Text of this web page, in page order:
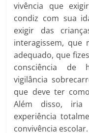
vivência que
condiz com sua
exigir das
interagissem, que
adequado, que
consciência de
vigilância
que deve ter
Além disso,
experiência
convivência escolar.